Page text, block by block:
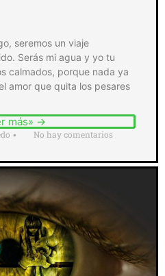
seremos un viaje
Serás mi agua y yo tu
calmados, porque nada ya
amor que quita los pesares
más» →
• No hay comentarios